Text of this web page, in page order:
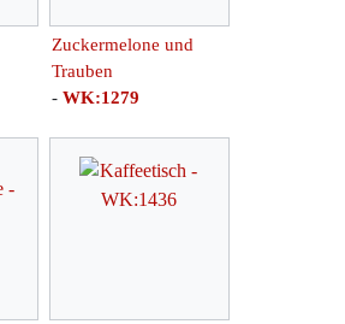
Zuckermelone und
Trauben
- WK:1279